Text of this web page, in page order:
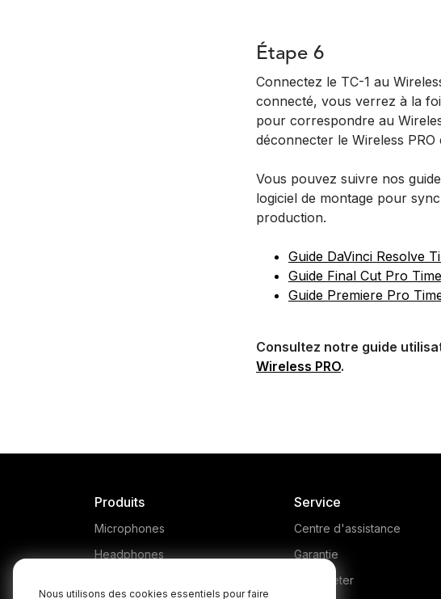
Nous utilisons des cookies essentiels pour faire
Étape 6
Connectez le TC-1 au
connecté, vous verrez à la
pour correspondre au
déconnecter le Wireless
Vous pouvez suivre nos
logiciel de montage pour
production.
Guide DaVinci Resolve
Guide Final Cut Pro
Guide Premiere Pro
Consultez notre guide
Wireless PRO.
Produits
Microphones
Headphones
Service
Centre d'assistance
Garantie
Où acheter